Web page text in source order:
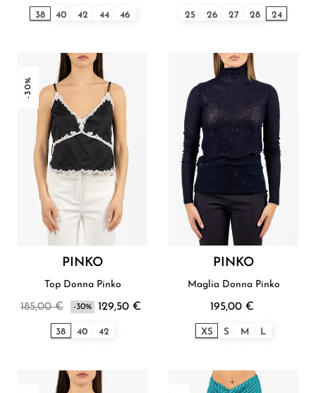
38 40 42 44 46 25 26 27 28 24
-30%
PINKO
Top Donna Pinko
185,00 € -30% 129,50 €
38 40 42
PINKO
Maglia Donna Pinko
195,00 €
XS S M L